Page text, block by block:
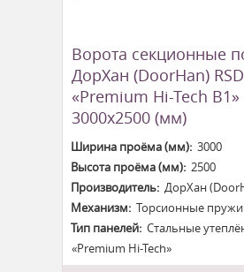
Ворота секционные
ДорХан (DoorHan)
«Premium Hi-Tech B1»
3000x2500 (мм)
Ширина проёма (мм):3000
Высота проёма (мм):2500
Производитель:ДорХан
Механизм:Торсионные
Тип панелей:Стальные
«Premium Hi-Tech»